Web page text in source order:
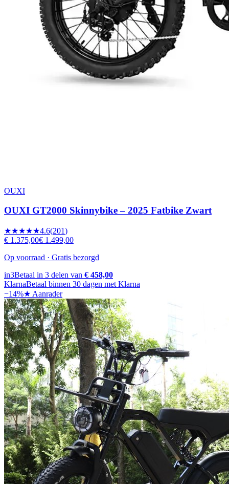
OUXI
OUXI GT2000 Skinnybike – 2025 Fatbike Zwart
★★★★★4.6(201)
€ 1.375,00€ 1.499,00
Op voorraad · Gratis bezorgd
in3Betaal in 3 delen van € 458,00
KlarnaBetaal binnen 30 dagen met Klarna
−14%★ Aanrader